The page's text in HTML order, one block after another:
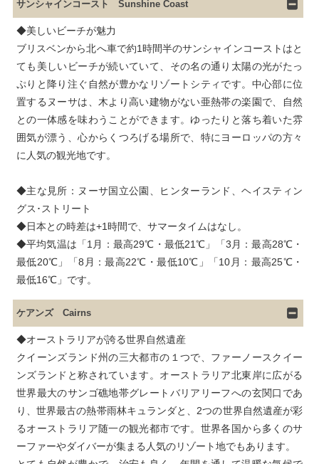
サンシャインコースト Sunshine Coast
◆美しいビーチが魅力
ブリスベンから北へ車で約1時間半のサンシャインコーストはと
ても美しいビーチが続いていて、その名の通り太陽の光がたっ
ぷりと降り注ぐ自然が豊かなリゾートシティです。中心部に位
置するヌーサは、木より高い建物がない亜熱帯の楽園で、自然
との一体感を味わうことができます。ゆったりと落ち着いた雰
囲気が漂う、心からくつろげる場所で、特にヨーロッパの方々
に人気の観光地です。
◆主な見所：ヌーサ国立公園、ヒンターランド、ヘイスティン
グス･ストリート
◆日本との時差は+1時間で、サマータイムはなし。
◆平均気温は「1月：最高29℃・最低21℃」「3月：最高28℃・
最低20℃」「8月：最高22℃・最低10℃」「10月：最高25℃・
最低16℃」です。
ケアンズ Cairns
◆オーストラリアが誇る世界自然遺産
クイーンズランド州の三大都市の１つで、ファーノースクイー
ンズランドと称されています。オーストラリア北東岸に広がる
世界最大のサンゴ礁地帯グレートバリアリーフへの玄関口であ
り、世界最古の熱帯雨林キュランダと、2つの世界自然遺産が彩
るオーストラリア随一の観光都市です。世界各国から多くのサ
ーファーやダイバーが集まる人気のリゾート地でもあります。